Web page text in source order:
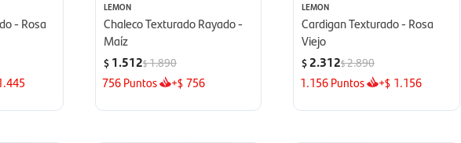
- Rosa
LEMON
Chaleco Texturado Rayado -
Maíz
$ 1.512$1.890
756Puntos +$ 756
LEMON
Cardigan Texturado - Rosa
Viejo
$2.312$2.890
1.156Puntos +$ 1.156